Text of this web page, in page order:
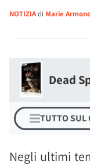
NOTIZIAdi Marie
Dead
TUTTO SUL
Negli ultimi